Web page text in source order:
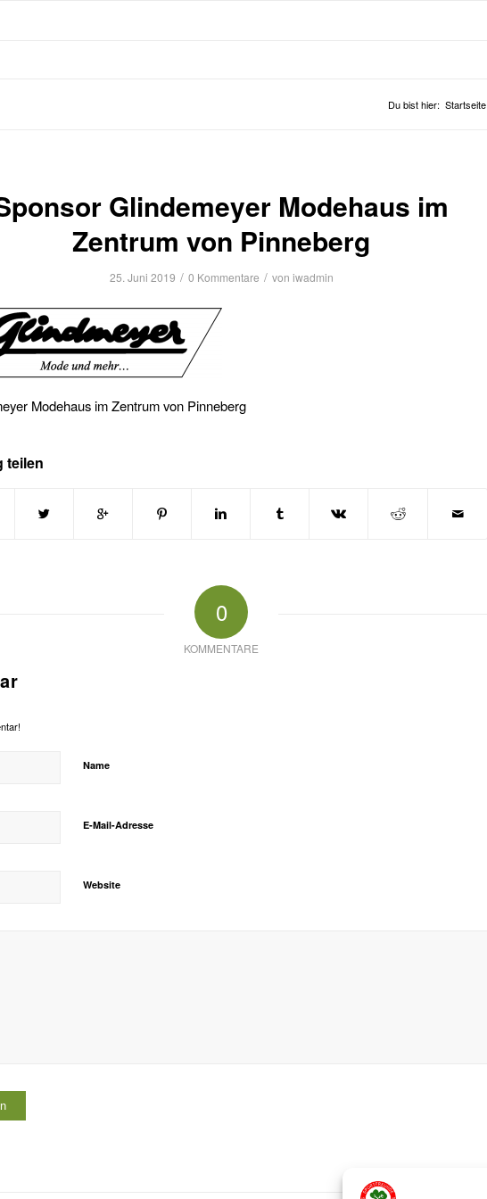
Du bist hier: Startseite
Glindemeyer Modehaus im
Zentrum von Pinneberg
25. Juni 2019 / 0 Kommentare / von iwadmin
Modehaus im Zentrum von Pinneberg
teilen
0
KOMMENTARE
Name
E-Mail-Adresse
Website